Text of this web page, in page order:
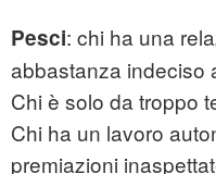
Pesci: chi ha una
abbastanza indeciso
Chi è solo da troppo
Chi ha un lavoro
premiazioni